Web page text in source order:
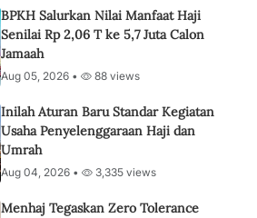
BPKH Salurkan Nilai Manfaat Haji
Senilai Rp 2,06 T ke 5,7 Juta Calon
Jamaah
Aug 05, 2026 • 88 views
Inilah Aturan Baru Standar Kegiatan
Usaha Penyelenggaraan Haji dan
Umrah
Aug 04, 2026 • 3,335 views
Menhaj Tegaskan Zero Tolerance